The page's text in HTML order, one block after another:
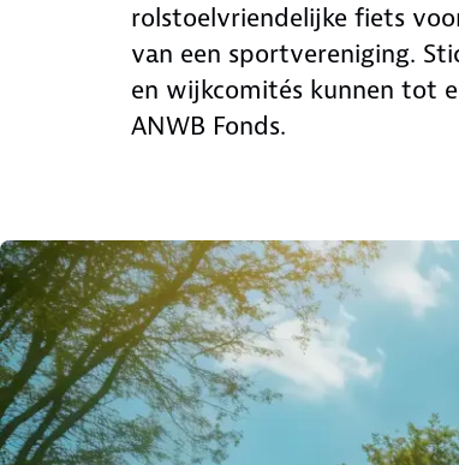
rolstoelvriendelijke fiets
van een sportvereniging.
en wijkcomités kunnen tot
ANWB Fonds.